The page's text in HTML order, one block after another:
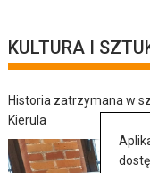
KULTURA I
Historia zatrzymana w
Kierula